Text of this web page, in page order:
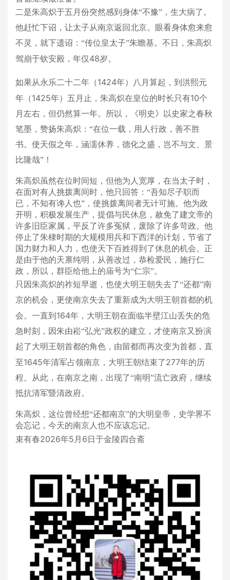
二是朱高炽于五月份突然感到身体“不豫”，生大病了。
他赶忙下诏，让太子从南京返回北京。眼看身体愈来愈
不灵，就下遗诏：“传位皇太子”朱瞻基。不日，朱高炽
驾崩于钦安殿，年仅48岁。
如果从永乐二十二年（1424年）八月算起，到洪熙元
年（1425年）五月止，朱高炽在皇位的时长只有10个
月左右，但仍然算一年。所以，《明史》以史家之春秋
笔墨，赞扬朱高炽：“在位一载，用人行政，善不胜
书。使天假之年，涵濡休养，德化之盛，岂不与文、景
比隆哉”！
朱高炽虽然在位时间短，但他为人宽厚，在当太子时，
在面对有人挑拨离间时，他只回答：“吾知尽子职而
已，不知有谗人也”，使挑拨离间者无计可施。 他为政
开明，积极发展生产，提倡与民休息，赦免了建文帝的
许多旧臣家属，平反了许多冤狱，废除了许多苛政。 他
停止了朱棣时期的大规模用兵和下西洋的计划，节省了
国力财力和人力，也使天下百姓得到了休息的机会。 正
是由于他的天禀纯明，从善改过，恭检爱民，施行仁
政，所以，群臣给他上的庙号为“仁宗”。
只因朱高炽的祚短早逝，也使大明王朝失去了“还都”南
京的机会，更使南京失去了重新成为大明王朝首都的机
会。一直到 164年，大明王朝在面临半壁江山丢失的危
急时刻，因朱由崧“弘光”政权的建立，才使南京又扮演
起了大明王朝首都的角色，由留都而再次变为首都，直
至1645年清军占领南京，大明王朝结束了277年的历
程。从此，在南京之南，出现了“南明”流亡政府，继续
抵抗清军暨清政府。
朱高炽，这位曾经想“还都南京”的大明皇帝，史学界不
会忘记，今天的南京人也不应该忘记。
束有春2026年5 月 6 日于金陵四合斋